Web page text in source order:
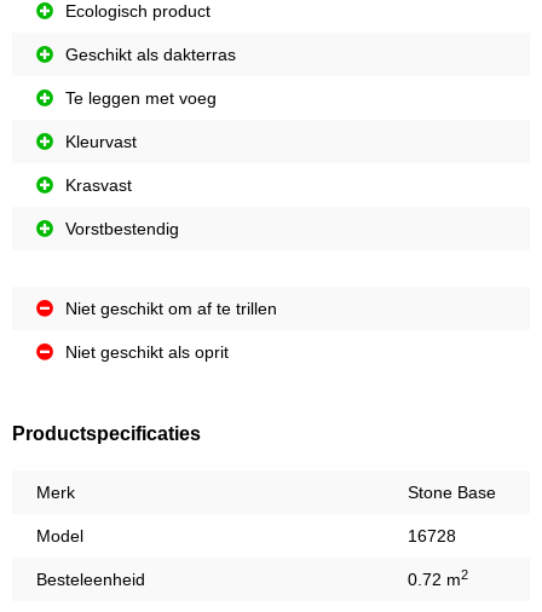
Ecologisch product
Geschikt als dakterras
Te leggen met voeg
Kleurvast
Krasvast
Vorstbestendig
Niet geschikt om af te trillen
Niet geschikt als oprit
Productspecificaties
Merk Stone Base
Model 16728
Besteleenheid 0.72 m2